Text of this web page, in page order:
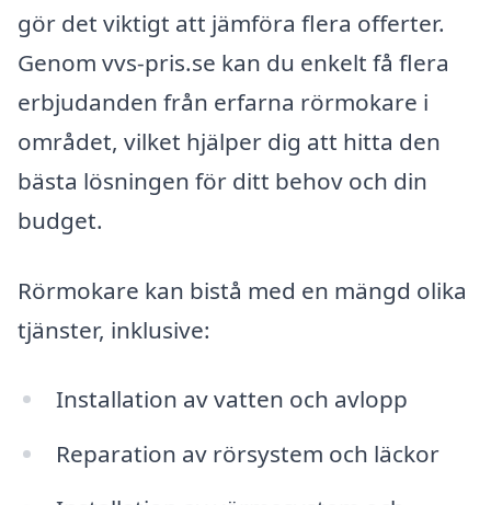
gör det viktigt att jämföra flera offerter.
Genom vvs-pris.se kan du enkelt få flera
erbjudanden från erfarna rörmokare i
området, vilket hjälper dig att hitta den
bästa lösningen för ditt behov och din
budget.
Rörmokare kan bistå med en mängd olika
tjänster, inklusive:
Installation av vatten och avlopp
Reparation av rörsystem och läckor